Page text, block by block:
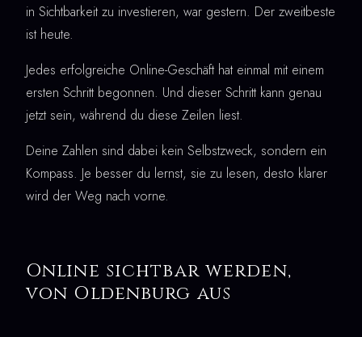
in Sichtbarkeit zu investieren, war gestern. Der zweitbeste
ist heute.
Jedes erfolgreiche Online-Geschäft hat einmal mit einem
ersten Schritt begonnen. Und dieser Schritt kann genau
jetzt sein, während du diese Zeilen liest.
Deine Zahlen sind dabei kein Selbstzweck, sondern ein
Kompass. Je besser du lernst, sie zu lesen, desto klarer
wird der Weg nach vorne.
Online sichtbar werden,
von Oldenburg aus